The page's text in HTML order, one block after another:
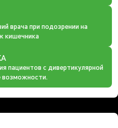
врача при подозрении на
кишечника
пациентов с дивертикулярной
возможности.